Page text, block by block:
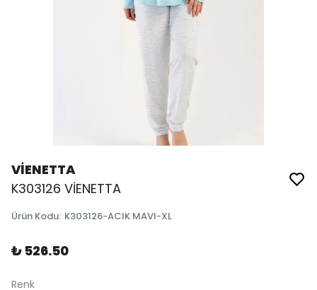
VİENETTA
K303126 VİENETTA
Ürün Kodu: K303126-ACIK MAVI-XL
₺ 526.50
Renk